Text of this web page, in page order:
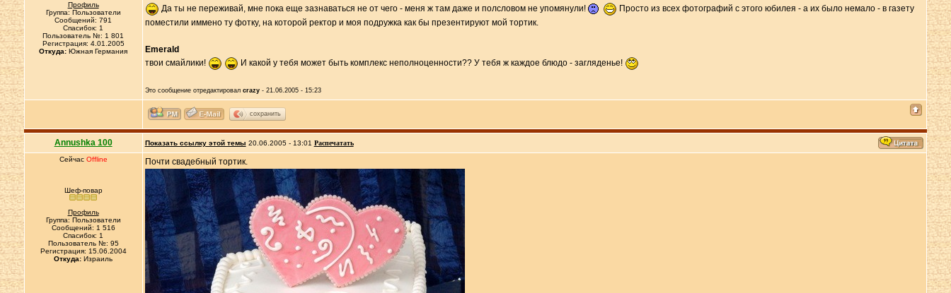
Профиль
Группа: Пользователи
Сообщений: 791
Спасибок: 1
Пользователь №: 1 801
Регистрация: 4.01.2005
Откуда: Южная Германия
Да ты не переживай, мне пока еще зазнаваться не от чего - меня ж там даже и полсловом не упомянули!
Просто из всех фотографий с этого юбилея - а их было немало - в газету
поместили иммено ту фотку, на которой ректор и моя подружка как бы презентируют мой тортик.
Emerald
твои смайлики!
И какой у тебя может быть комплекс неполноценности?? У тебя ж каждое блюдо - загляденье!
Это сообщение отредактировал crazy- 21.06.2005 - 15:23
сохранить
Annushka 100 Показать ссылку этой темы 20.06.2005 - 13:01 Распечатать
Сейчас Offline
Шеф-повар
Профиль
Группа: Пользователи
Сообщений: 1 516
Спасибок: 1
Пользователь №: 95
Регистрация: 15.06.2004
Откуда: Израиль
Почти свадебный тортик.